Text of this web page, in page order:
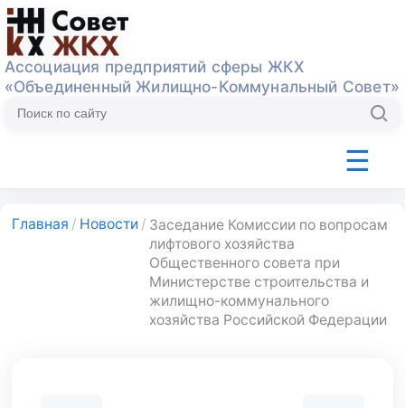
Ассоциация предприятий сферы ЖКХ
«Объединенный Жилищно-Коммунальный Совет»
☰
Главная / Новости / Заседание Комиссии по вопросам
лифтового хозяйства
Общественного совета при
Министерстве строительства и
жилищно-коммунального
хозяйства Российской Федерации